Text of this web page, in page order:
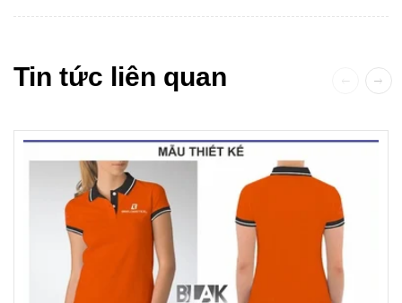
Tin tức liên quan